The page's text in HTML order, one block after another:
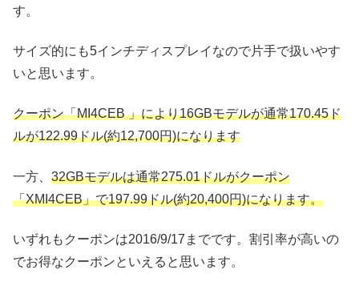
す。
サイズ的にも5インチディスプレイなので片手で扱いやす
いと思います。
クーポン「MI4CEB 」により16GBモデルが通常170.45ド
ルが122.99ドル(約12,700円)になります
一方、 32GBモデルは通常275.01ドルがクーポン
「XMI4CEB」で197.99ドル(約20,400円)になります。
いずれもクーポンは2016/9/17までです。割引率が高いの
でお得なクーポンといえると思います。